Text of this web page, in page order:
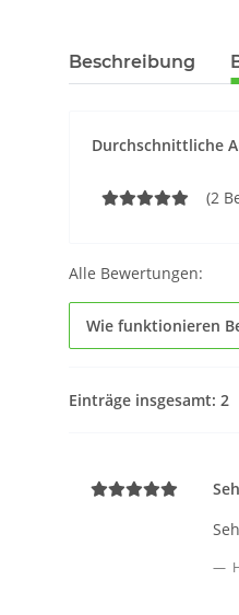
Beschreibung
Durchschnittliche
(2
Alle Bewertungen:
Wie funktionieren
Einträge insgesamt: 2